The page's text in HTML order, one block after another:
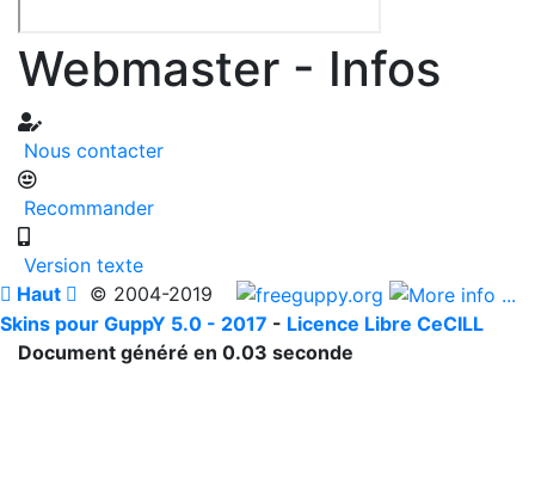
Webmaster - Infos
Nous contacter
Recommander
Version texte
 Haut  © 2004-2019
Skins pour GuppY 5.0 - 2017 - Licence Libre CeCILL
Document généré en 0.03 seconde